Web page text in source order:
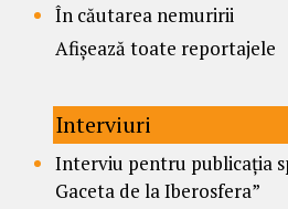
În căutarea nemuririi
Afișează toate reportajele
Interviuri
Interviu pentru publicația
Gaceta de la Iberosfera”